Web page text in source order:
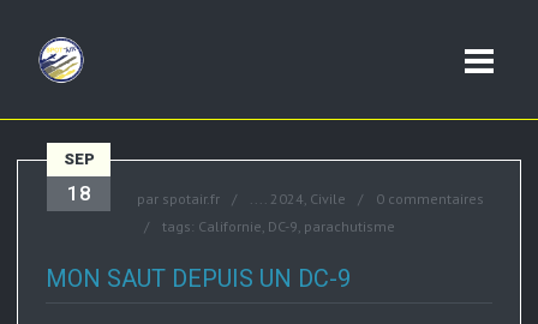
SEP
18 par spotair.fr .... 2024, Civile
0 commentaires
tags: Californie, DC-9, parachutisme
MON SAUT DEPUIS UN DC-9